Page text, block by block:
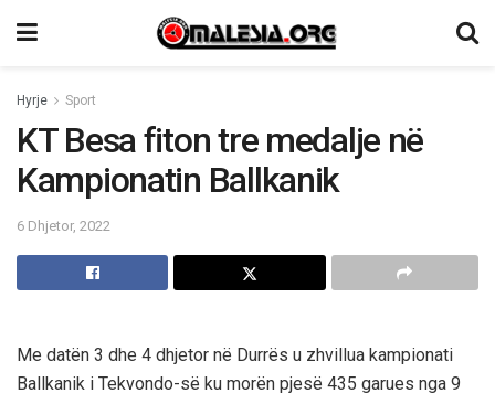
Hyrje Sport
KT Besa fiton tre medalje në
Kampionatin Ballkanik
6 Dhjetor, 2022
Me datën 3 dhe 4 dhjetor në Durrës u zhvillua kampionati
Ballkanik i Tekvondo-së ku morën pjesë 435 garues nga 9